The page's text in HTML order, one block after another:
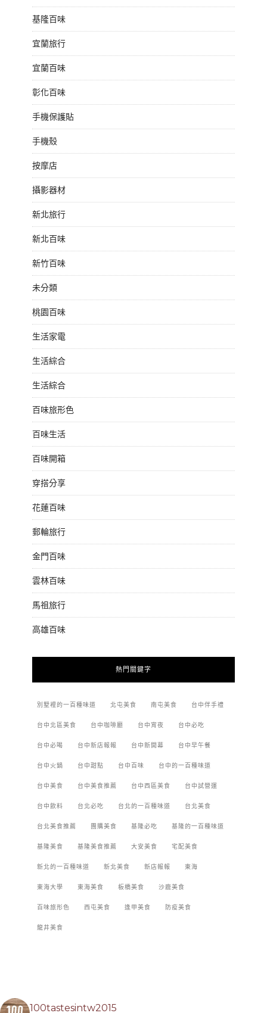
基隆百味
宜蘭旅行
宜蘭百味
彰化百味
手機保護貼
手機殼
按摩店
攝影器材
新北旅行
新北百味
新竹百味
未分類
桃園百味
生活家電
生活綜合
生活綜合
百味旅形色
百味生活
百味開箱
穿搭分享
花蓮百味
郵輪旅行
金門百味
雲林百味
馬祖旅行
高雄百味
熱門關鍵字
別墅裡的一百種味道 北屯美食 南屯美食 台中伴手禮
台中北區美食 台中咖啡廳 台中宵夜 台中必吃
台中必喝 台中新店報報 台中新開幕 台中早午餐
台中火鍋 台中甜點 台中百味 台中的一百種味道
台中美食 台中美食推薦 台中西區美食 台中試營運
台中飲料 台北必吃 台北的一百種味道 台北美食
台北美食推薦 團購美食 基隆必吃 基隆的一百種味道
基隆美食 基隆美食推薦 大安美食 宅配美食
新北的一百種味道 新北美食 新店報報 東海
東海大學 東海美食 板橋美食 沙鹿美食
百味旅形色 西屯美食 逢甲美食 防疫美食
龍井美食
100tastesintw2015